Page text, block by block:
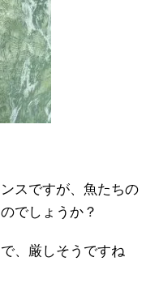
スですが、魚たちの
でしょうか？
、厳しそうですね